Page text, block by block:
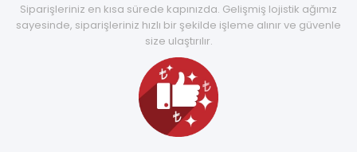
Siparişleriniz en kısa sürede kapınızda. Gelişmiş lojistik ağımız
sayesinde, siparişleriniz hızlı bir şekilde işleme alınır ve güvenle
size ulaştırılır.